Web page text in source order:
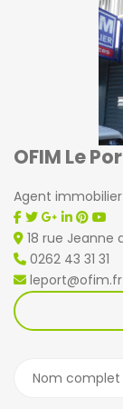
OFIM Le
Agent immobilier
18 rue Jeanne
0262 43 31 31
leport@ofim.fr